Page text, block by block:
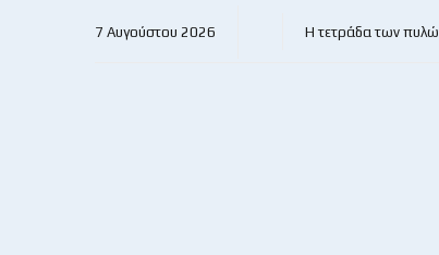
7 Αυγούστου 2026 Η τετράδα των